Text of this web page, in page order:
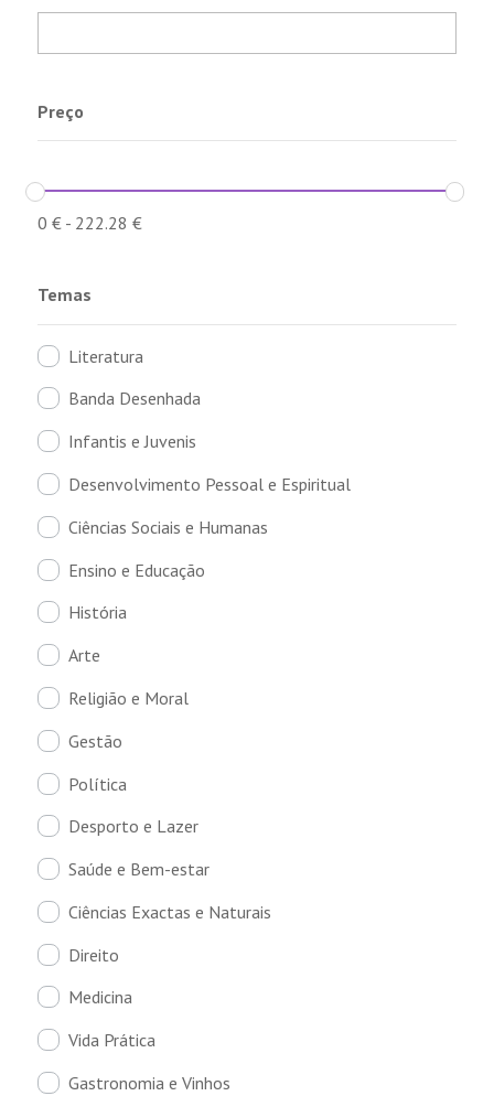
Preço
0 €- 222.28 €
Temas
Literatura
Banda Desenhada
Infantis e Juvenis
Desenvolvimento Pessoal e Espiritual
Ciências Sociais e Humanas
Ensino e Educação
História
Arte
Religião e Moral
Gestão
Política
Desporto e Lazer
Saúde e Bem-estar
Ciências Exactas e Naturais
Direito
Medicina
Vida Prática
Gastronomia e Vinhos